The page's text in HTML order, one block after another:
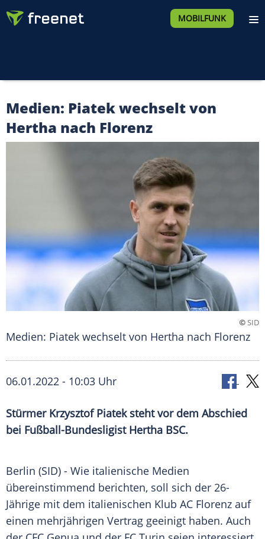
MOBILFUNK
Medien: Piatek wechselt von
Hertha nach Florenz
©SID
Medien: Piatek wechselt von Hertha nach Florenz
06.01.2022 - 10:03 Uhr
Stürmer Krzysztof Piateksteht vor dem Abschied
bei Fußball-Bundesligist Hertha BSC.
Berlin (SID) - Wie italienische Medien
übereinstimmend berichten, soll sich der 26-
Jährige mit dem italienischen Klub AC Florenz auf
einen mehrjährigen Vertrag geeinigt haben. Auch